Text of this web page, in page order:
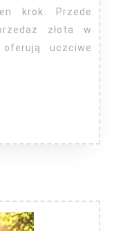
krok. Przede
złota w
uczciwe